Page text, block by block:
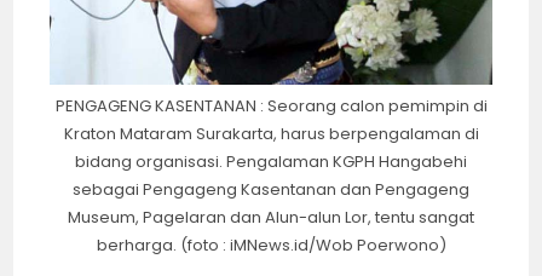
PENGAGENG KASENTANAN : Seorang calon pemimpin di
Kraton Mataram Surakarta, harus berpengalaman di
bidang organisasi. Pengalaman KGPH Hangabehi
sebagai Pengageng Kasentanan dan Pengageng
Museum, Pagelaran dan Alun-alun Lor, tentu sangat
berharga. (foto : iMNews.id/Wob Poerwono)